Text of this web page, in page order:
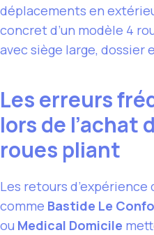
déplacements en
concret d’un modèle 4
avec siège large, dossier
Les erreurs
lors de l’achat
roues pliant
Les retours d’expérience
comme Bastide Le
ou Medical Domicile